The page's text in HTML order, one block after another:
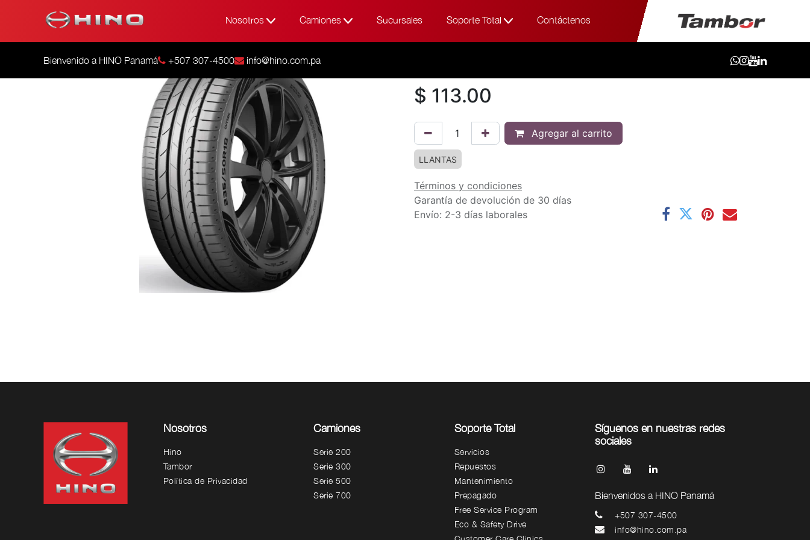
Nosotros Camiones Sucursales Soporte Total Contáctenos
Bienvenido a HINO Panamá +507 307-4500 info@hino.com.pa
Todos los productos 215/50R17 95W XL FE2 - GT
$ 113.00
Agregar al carrito
LLANTAS
Términos y condiciones
Garantía de devolución de 30 días
Envío: 2-3 días laborales
Nosotros
Hino
Tambor
Política de Privacidad
Camiones
Serie 200
Serie 300
Serie 500
Serie 700
Soporte Total
Servicios
Repuestos
Mantenimiento
Prepagado
Free Service Program
Eco & Safety Drive
Síguenos en nuestras redes
sociales
Bienvenidos a HINO Panamá
+507 307-4500
info@hino.com.pa